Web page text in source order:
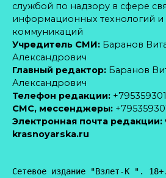
службой по надзору в сфере
информационных технологий и
коммуникаций
Учредитель СМИ: Баранов
Александрович
Главный редактор: Баранов
Александрович
Телефон редакции:
CМС, мессенджеры:
Электронная почта редакции:
krasnoyarska.ru
Сетевое издание "Взлет-К ".